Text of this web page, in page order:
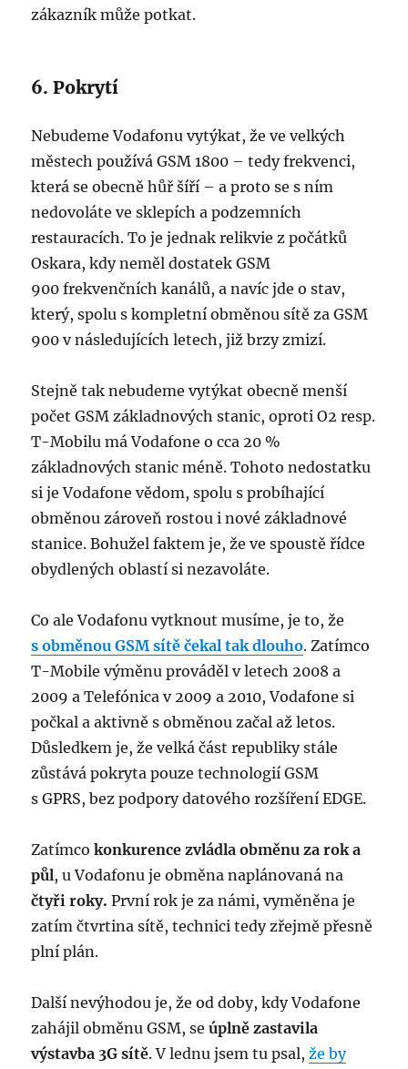
zákazník může potkat.
6. Pokrytí
Nebudeme Vodafonu vytýkat, že ve velkých
městech používá GSM 1800 – tedy frekvenci,
která se obecně hůř šíří – a proto se s ním
nedovoláte ve sklepích a podzemních
restauracích. To je jednak relikvie z počátků
Oskara, kdy neměl dostatek GSM
900 frekvenčních kanálů, a navíc jde o stav,
který, spolu s kompletní obměnou sítě za GSM
900 v následujících letech, již brzy zmizí.
Stejně tak nebudeme vytýkat obecně menší
počet GSM základnových stanic, oproti O2 resp.
T-Mobilu má Vodafone o cca 20 %
základnových stanic méně. Tohoto nedostatku
si je Vodafone vědom, spolu s probíhající
obměnou zároveň rostou i nové základnové
stanice. Bohužel faktem je, že ve spoustě řídce
obydlených oblastí si nezavoláte.
Co ale Vodafonu vytknout musíme, je to, že
s obměnou GSM sítě čekal tak dlouho. Zatímco
T-Mobile výměnu prováděl v letech 2008 a
2009 a Telefónica v 2009 a 2010, Vodafone si
počkal a aktivně s obměnou začal až letos.
Důsledkem je, že velká část republiky stále
zůstává pokryta pouze technologií GSM
s GPRS, bez podpory datového rozšíření EDGE.
Zatímcokonkurence zvládla obměnu za rok a
půl, u Vodafonu je obměna naplánovaná na
čtyři roky. První rok je za námi, vyměněna je
zatím čtvrtina sítě, technici tedy zřejmě přesně
plní plán.
Další nevýhodou je, že od doby, kdy Vodafone
zahájil obměnu GSM, seúplně zastavila
výstavba 3G sítě. V lednu jsem tu psal,že by